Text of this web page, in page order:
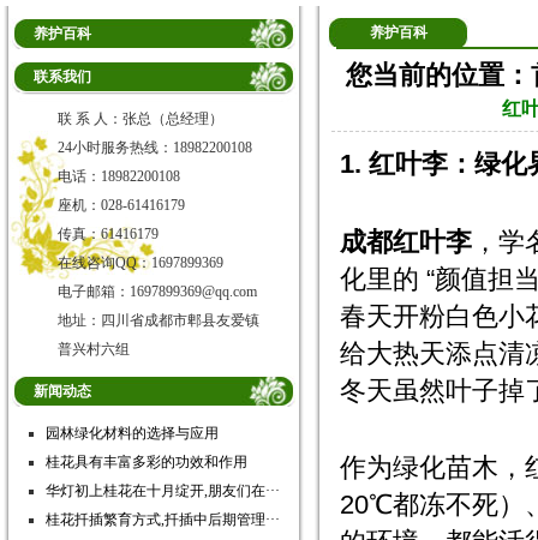
养护百科
联系我们
联 系 人：张总（总经理）
24小时服务热线：18982200108
电话：18982200108
座机：028-61416179
传真：61416179
在线咨询QQ：1697899369
电子邮箱：1697899369@qq.com
地址：四川省成都市郫县友爱镇
普兴村六组
新闻动态
园林绿化材料的选择与应用
桂花具有丰富多彩的功效和作用
华灯初上桂花在十月绽开,朋友们在···
桂花扦插繁育方式,扦插中后期管理···
养护百科
您当前的位置：
红
1. 红叶李：绿化
成都红叶李，学
化里的 “颜值担
春天开粉白色小
给大热天添点清
冬天虽然叶子掉
作为绿化苗木，
20℃都冻不死）